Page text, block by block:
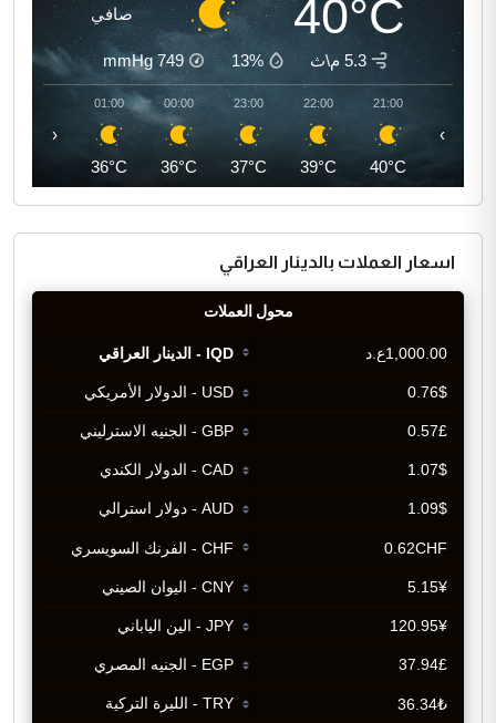
40°C صافي
5.3 م\ث 13%
749
mmHg
21:00
40°C
22:00
39°C
23:00
37°C
00:00
36°C
01:00
36°C
‹ ›
اسعار العملات بالدينار العراقي